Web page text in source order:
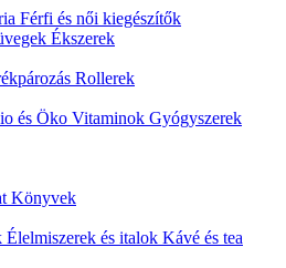
Férfi és női kiegészítők
Ékszerek
Rollerek
és Öko Vitaminok Gyógyszerek
Könyvek
Élelmiszerek és italok Kávé és tea